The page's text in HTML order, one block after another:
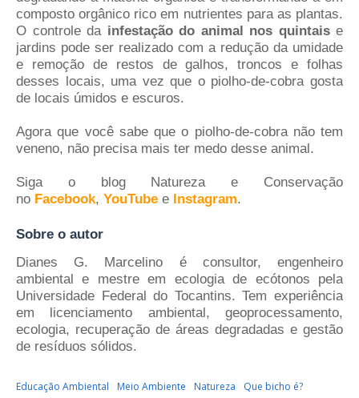
composto orgânico rico em nutrientes para as plantas.
O controle da infestação do animal nos quintaise
jardins pode ser realizado com a redução da umidade
e remoção de restos de galhos, troncos e folhas
desses locais, uma vez que o piolho-de-cobra gosta
de locais úmidos e escuros.
Agora que você sabe que o piolho-de-cobra não tem
veneno, não precisa mais ter medo desse animal.
Siga o blog Natureza e Conservação
no Facebook, YouTube e Instagram.
Sobre o autor
Dianes G. Marcelino é consultor, engenheiro
ambiental e mestre em ecologia de ecótonos pela
Universidade Federal do Tocantins. Tem experiência
em licenciamento ambiental, geoprocessamento,
ecologia, recuperação de áreas degradadas e gestão
de resíduos sólidos.
Educação Ambiental Meio Ambiente Natureza Que bicho é?